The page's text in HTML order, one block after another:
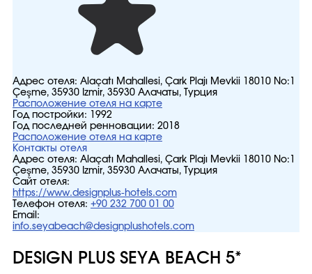
Адрес отеля: Alaçatı Mahallesi, Çark Plajı Mevkii 18010 No:1
Çeşme, 35930 Izmir, 35930 Алачаты, Турция
Расположение отеля на карте
Год постройки:
1992
Год последней ренновации: 2018
Расположение отеля на карте
Контакты отеля
Адрес отеля: Alaçatı Mahallesi, Çark Plajı Mevkii 18010 No:1
Çeşme, 35930 Izmir, 35930 Алачаты, Турция
Сайт отеля:
https://www.designplus-hotels.com
Телефон отеля: +90 232 700 01 00
Email:
info.seyabeach@designplushotels.com
DESIGN PLUS SEYA BEACH 5*